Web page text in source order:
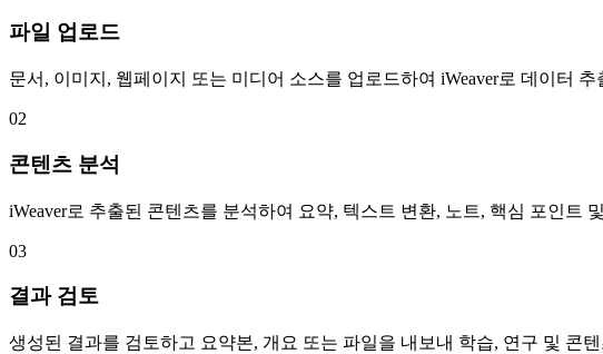
파일 업로드
문서, 이미지, 웹페이지 또는 미디어 소스를 업로드하여 iWeaver로 데이터
02
콘텐츠 분석
iWeaver로 추출된 콘텐츠를 분석하여 요약, 텍스트 변환, 노트, 핵심 포인트
03
결과 검토
생성된 결과를 검토하고 요약본, 개요 또는 파일을 내보내 학습, 연구 및 콘